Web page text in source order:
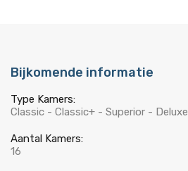
Bijkomende informatie
Type Kamers:
Classic - Classic+ - Superior - Deluxe
Aantal Kamers:
16